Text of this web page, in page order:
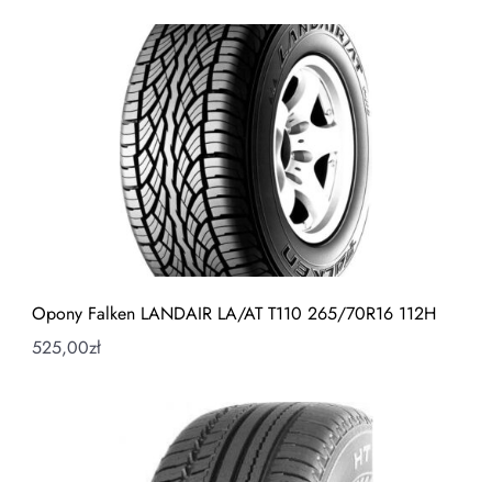
Opony Falken LANDAIR LA/AT T110 265/70R16 112H
525,00zł